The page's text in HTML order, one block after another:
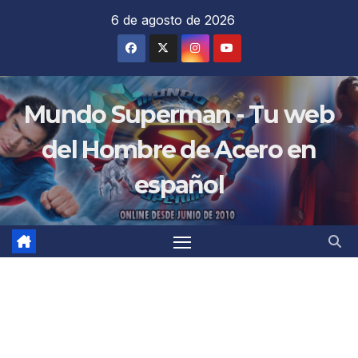
6 de agosto de 2026
Mundo Superman - Tu web
del Hombre de Acero en
español